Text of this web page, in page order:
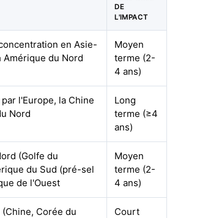
DE
L'IMPACT
en Asie-
Amérique du Nord
Moyen
terme (2-
4 ans)
l'Europe, la Chine
Nord
Long
terme (≥4
ans)
(Golfe du
du Sud (pré-sel
de l'Ouest
Moyen
terme (2-
4 ans)
Corée du
Court